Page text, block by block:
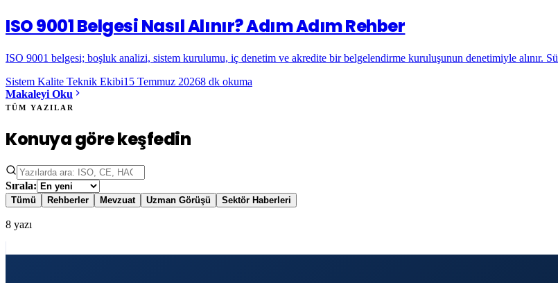
ISO 9001 Belgesi Nasıl Alınır? Adım Adım Rehber
ISO 9001 belgesi; boşluk analizi, sistem kurulumu, iç denetim ve akredite bir belgelendirme kuruluşunun denetimiyle alınır.
Sistem Kalite Teknik Ekibi15 Temmuz 20268 dk okuma
Makaleyi Oku
TÜM YAZILAR
Konuya göre keşfedin
Sırala:
Tümü Rehberler Mevzuat Uzman Görüşü Sektör Haberleri
8 yazı